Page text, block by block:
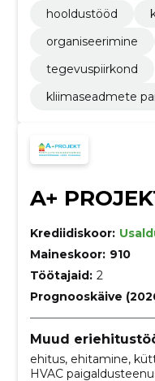
hooldustööd
organiseerimine
tegevuspiirkond
kliimaseadmete
A+
Krediidiskoor:
Maineskoor: 910
Töötajaid: 2
Prognooskäive
Muud
ehitus, ehitamine,
HVAC